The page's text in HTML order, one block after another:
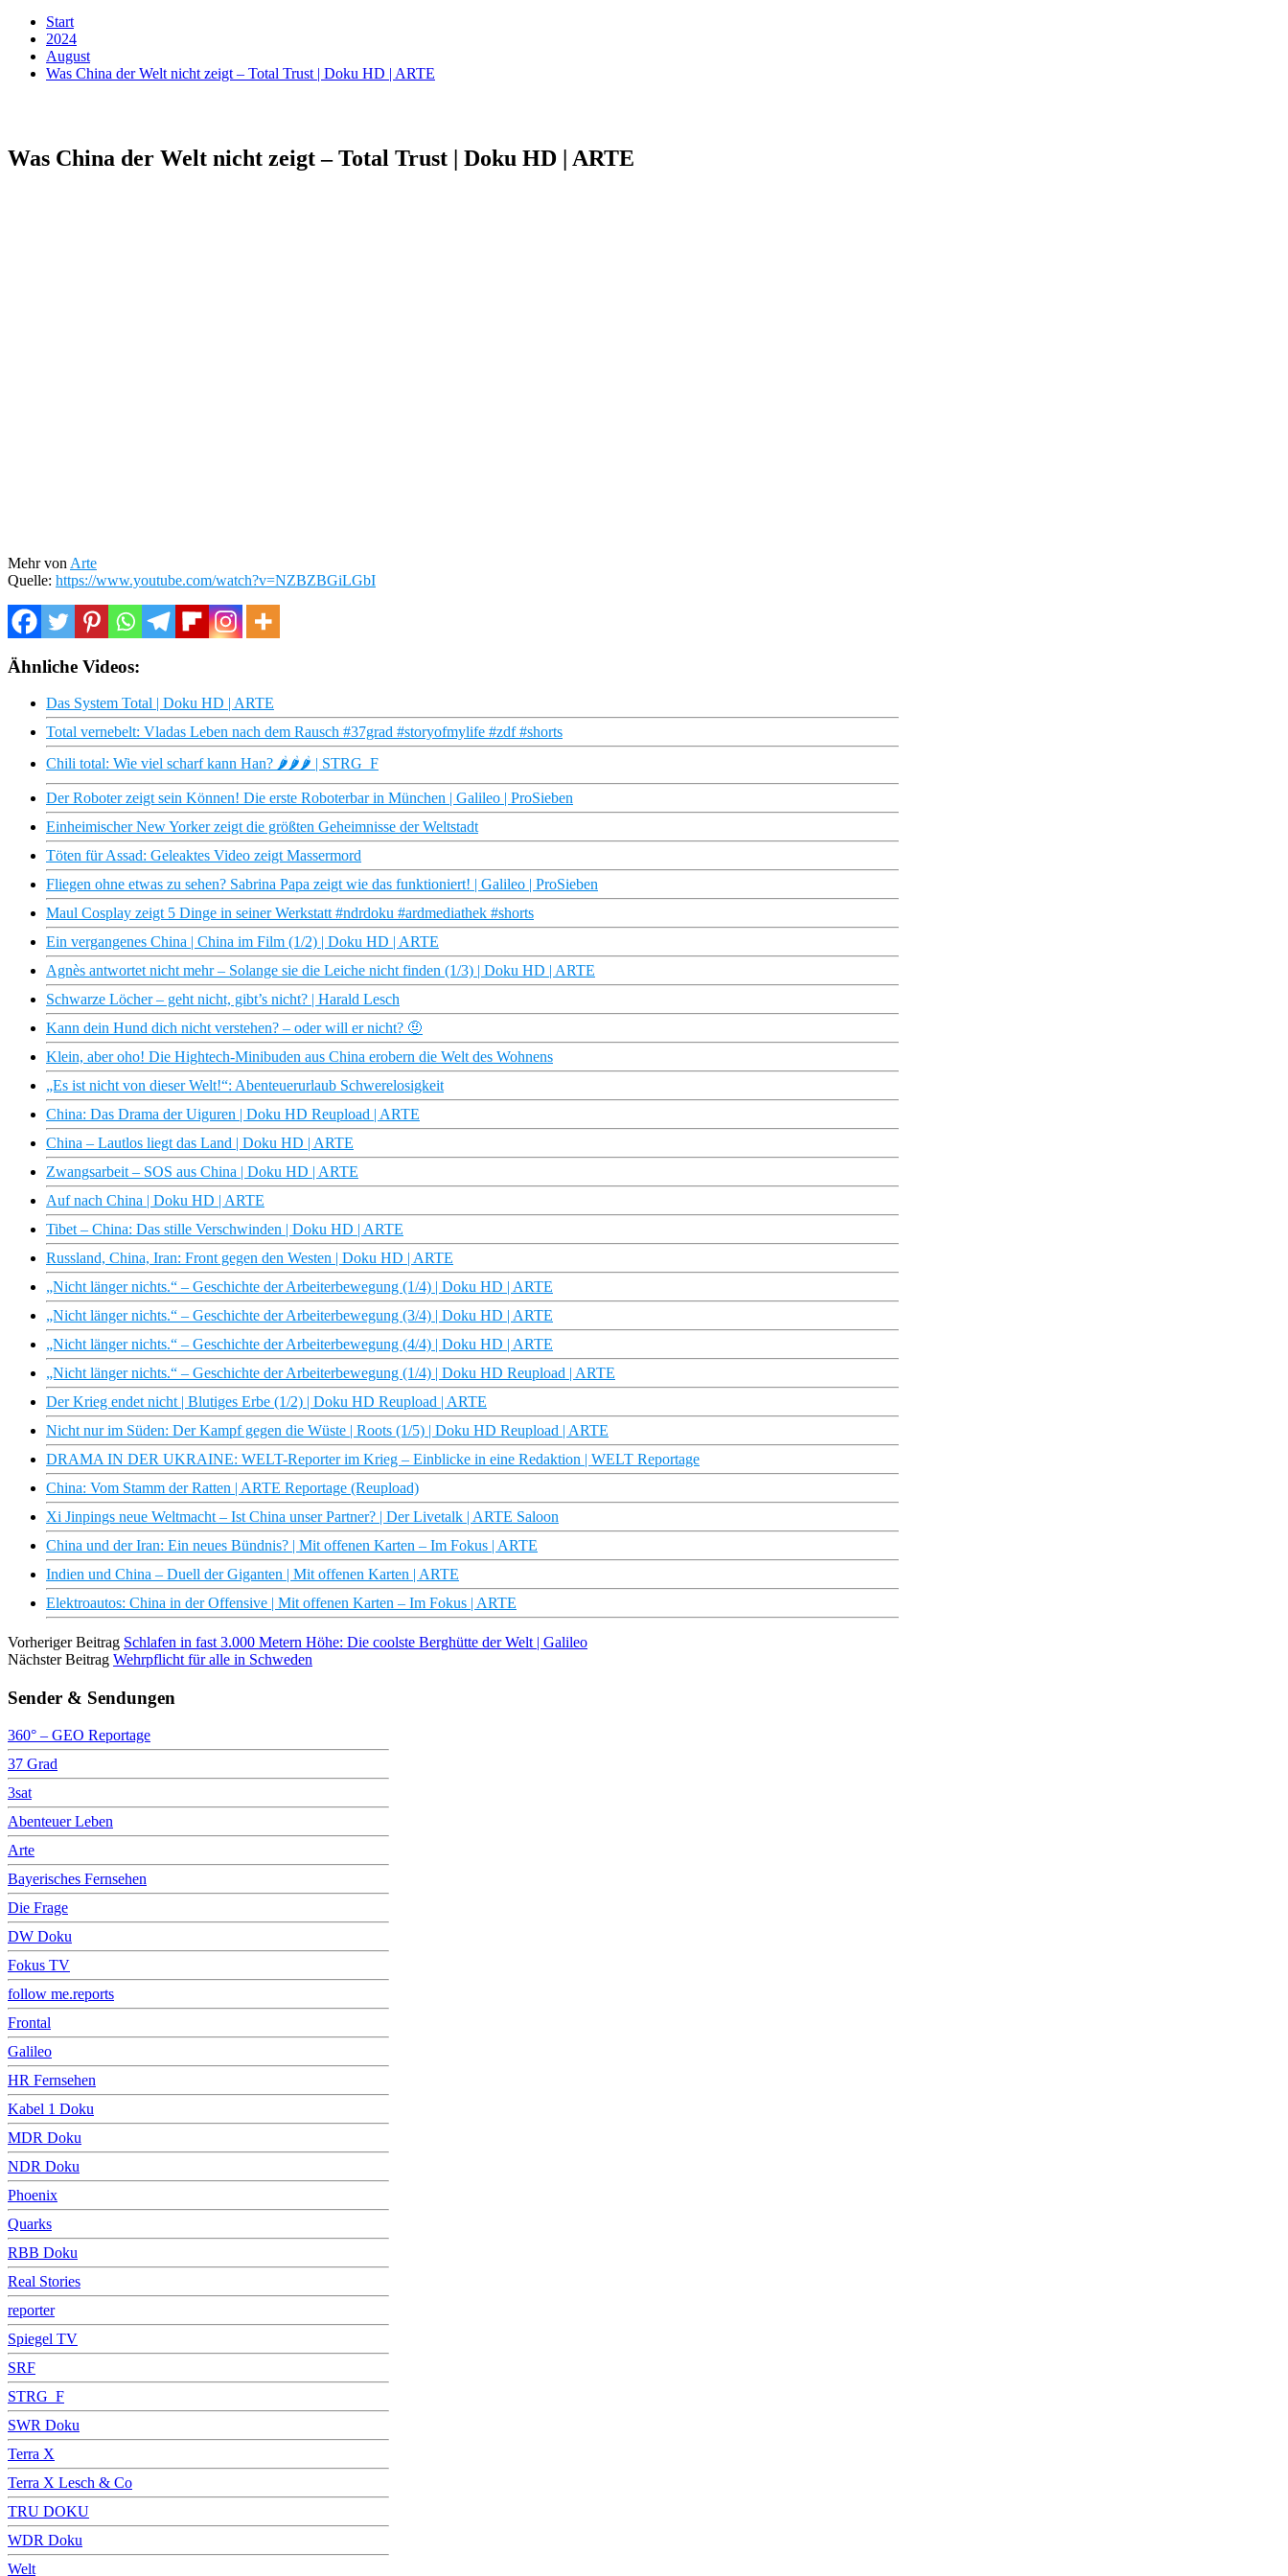
Start
2024
August
Was China der Welt nicht zeigt – Total Trust | Doku HD | ARTE
Was China der Welt nicht zeigt – Total Trust | Doku HD | ARTE
Mehr von Arte
Quelle: https://www.youtube.com/watch?v=NZBZBGiLGbI
Ähnliche Videos:
Das System Total | Doku HD | ARTE
Total vernebelt: Vladas Leben nach dem Rausch #37grad #storyofmylife #zdf #shorts
Chili total: Wie viel scharf kann Han? 🌶️🌶️🌶️ | STRG_F
Der Roboter zeigt sein Können! Die erste Roboterbar in München | Galileo | ProSieben
Einheimischer New Yorker zeigt die größten Geheimnisse der Weltstadt
Töten für Assad: Geleaktes Video zeigt Massermord
Fliegen ohne etwas zu sehen? Sabrina Papa zeigt wie das funktioniert! | Galileo | ProSieben
Maul Cosplay zeigt 5 Dinge in seiner Werkstatt #ndrdoku #ardmediathek #shorts
Ein vergangenes China | China im Film (1/2) | Doku HD | ARTE
Agnès antwortet nicht mehr – Solange sie die Leiche nicht finden (1/3) | Doku HD | ARTE
Schwarze Löcher – geht nicht, gibt’s nicht? | Harald Lesch
Kann dein Hund dich nicht verstehen? – oder will er nicht? 🤨
Klein, aber oho! Die Hightech-Minibuden aus China erobern die Welt des Wohnens
„Es ist nicht von dieser Welt!“: Abenteuerurlaub Schwerelosigkeit
China: Das Drama der Uiguren | Doku HD Reupload | ARTE
China – Lautlos liegt das Land | Doku HD | ARTE
Zwangsarbeit – SOS aus China | Doku HD | ARTE
Auf nach China | Doku HD | ARTE
Tibet – China: Das stille Verschwinden | Doku HD | ARTE
Russland, China, Iran: Front gegen den Westen | Doku HD | ARTE
„Nicht länger nichts.“ – Geschichte der Arbeiterbewegung (1/4) | Doku HD | ARTE
„Nicht länger nichts.“ – Geschichte der Arbeiterbewegung (3/4) | Doku HD | ARTE
„Nicht länger nichts.“ – Geschichte der Arbeiterbewegung (4/4) | Doku HD | ARTE
„Nicht länger nichts.“ – Geschichte der Arbeiterbewegung (1/4) | Doku HD Reupload | ARTE
Der Krieg endet nicht | Blutiges Erbe (1/2) | Doku HD Reupload | ARTE
Nicht nur im Süden: Der Kampf gegen die Wüste | Roots (1/5) | Doku HD Reupload | ARTE
DRAMA IN DER UKRAINE: WELT-Reporter im Krieg – Einblicke in eine Redaktion | WELT Reportage
China: Vom Stamm der Ratten | ARTE Reportage (Reupload)
Xi Jinpings neue Weltmacht – Ist China unser Partner? | Der Livetalk | ARTE Saloon
China und der Iran: Ein neues Bündnis? | Mit offenen Karten – Im Fokus | ARTE
Indien und China – Duell der Giganten | Mit offenen Karten | ARTE
Elektroautos: China in der Offensive | Mit offenen Karten – Im Fokus | ARTE
Vorheriger Beitrag Schlafen in fast 3.000 Metern Höhe: Die coolste Berghütte der Welt | Galileo
Nächster Beitrag Wehrpflicht für alle in Schweden
Sender & Sendungen
360° – GEO Reportage
37 Grad
3sat
Abenteuer Leben
Arte
Bayerisches Fernsehen
Die Frage
DW Doku
Fokus TV
follow me.reports
Frontal
Galileo
HR Fernsehen
Kabel 1 Doku
MDR Doku
NDR Doku
Phoenix
Quarks
RBB Doku
Real Stories
reporter
Spiegel TV
SRF
STRG_F
SWR Doku
Terra X
Terra X Lesch & Co
TRU DOKU
WDR Doku
Welt